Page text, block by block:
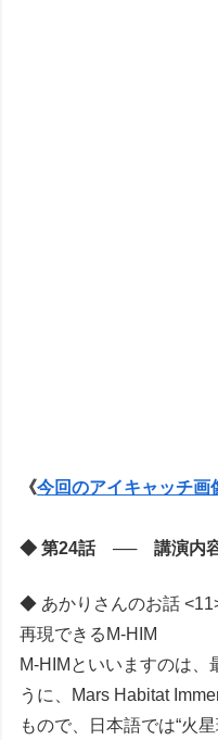
《今回のアイキャッチ画
◆ 第24話 ── 講演内容
◆ あかりさんのお話
再現できるM-HIM
M-HIMといいますのは、
うに、Mars Habitat
もので、日本語では“火